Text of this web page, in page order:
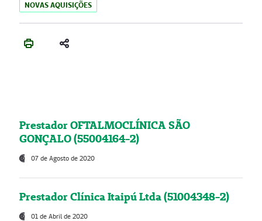
NOVAS AQUISIÇÕES
Prestador OFTALMOCLÍNICA SÃO
GONÇALO (55004164-2)
07 de Agosto de 2020
Prestador Clínica Itaipú Ltda (51004348-2)
01 de Abril de 2020